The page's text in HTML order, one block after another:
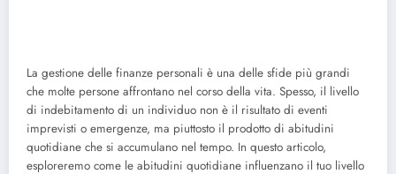
La gestione delle finanze personali è una delle sfide più grandi
che molte persone affrontano nel corso della vita. Spesso, il livello
di indebitamento di un individuo non è il risultato di eventi
imprevisti o emergenze, ma piuttosto il prodotto di abitudini
quotidiane che si accumulano nel tempo. In questo articolo,
esploreremo come le abitudini quotidiane influenzano il tuo livello